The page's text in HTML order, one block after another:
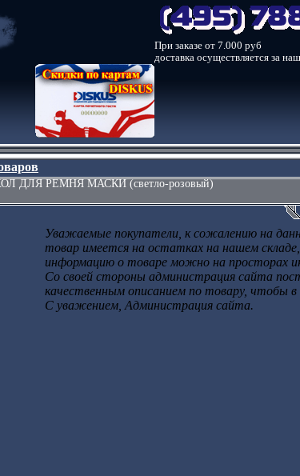
При заказе от 7.000 руб
доставка осуществляется за
ДЛЯ РЕМНЯ МАСКИ (светло-розовый)
Уважаемые покупатели, к сожалению на
товар имеется на остатках на нашем
информацию о товаре можно на просторах
Со своей стороны администрация сайта
качественным описанием по товару, чтобы
С уважением, Администрация сайта.